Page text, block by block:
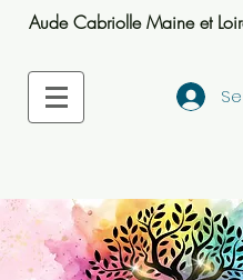
Aude Cabriolle Maine et